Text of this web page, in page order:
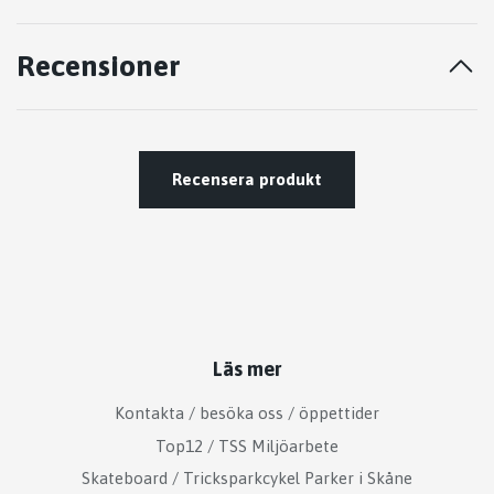
Recensioner
Recensera produkt
Läs mer
Kontakta / besöka oss / öppettider
Top12 / TSS Miljöarbete
Skateboard / Tricksparkcykel Parker i Skåne